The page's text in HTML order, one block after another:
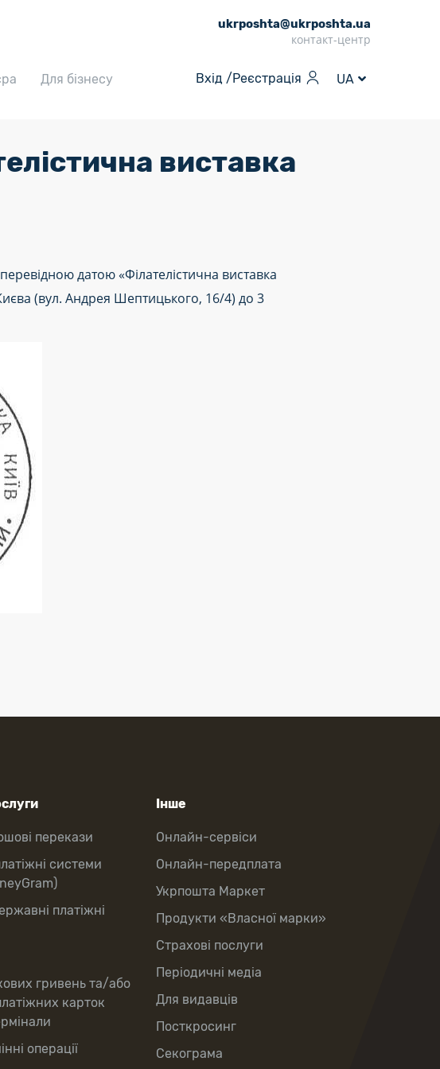
ukrposhta@ukrposhta.ua
контакт-центр
Для бізнесу Вхід /Реєстрація UA
виставка
датою «Філателістична виставка
(вул. Андрея Шептицького, 16/4) до 3
перекази
системи
платіжні
гривень та/або
карток
операції
Інше
Онлайн-сервіси
Онлайн-передплата
Укрпошта Маркет
Продукти «Власної марки»
Страхові послуги
Періодичні медіа
Для видавців
Посткросинг
Секограма